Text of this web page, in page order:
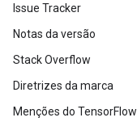
Issue Tracker
Notas da versão
Stack Overflow
Diretrizes da marca
Menções do TensorFlow